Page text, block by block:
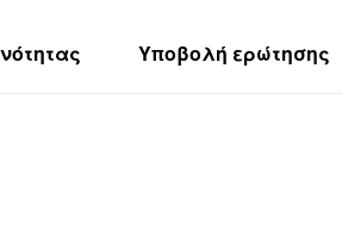
Υποβολή ερώτησης